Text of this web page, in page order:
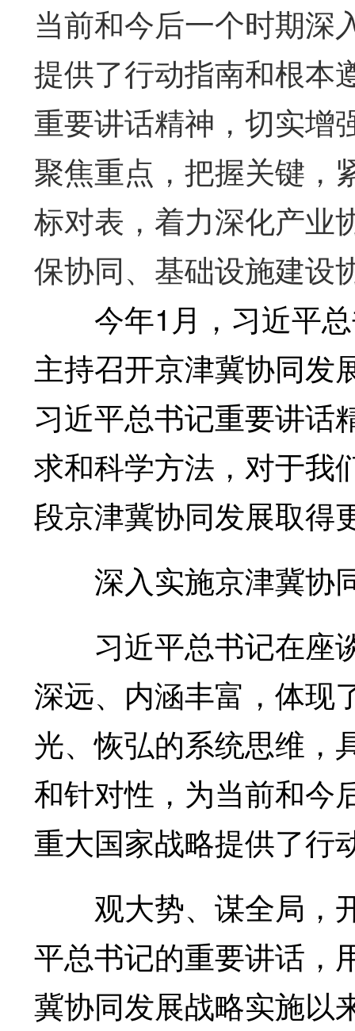
当前和今后一个时期深
提供了行动指南和根本
重要讲话精神，切实增
聚焦重点，把握关键，
标对表，着力深化产业
保协同、基础设施建设
今年1月，习近平总
主持召开京津冀协同发
习近平总书记重要讲话
求和科学方法，对于我
段京津冀协同发展取得
深入实施京津冀协
习近平总书记在座
深远、内涵丰富，体现
光、恢弘的系统思维，
和针对性，为当前和今
重大国家战略提供了行
观大势、谋全局，
平总书记的重要讲话，
冀协同发展战略实施以